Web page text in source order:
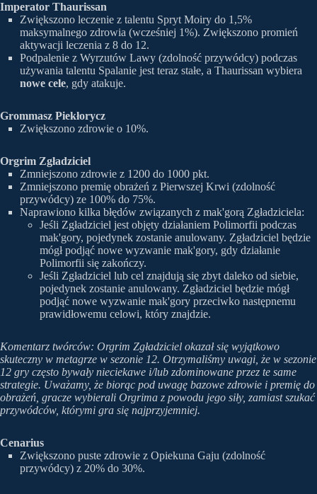
Imperator Thaurissan
Zwiększono leczenie z talentu Spryt Moiry do 1,5%
maksymalnego zdrowia (wcześniej 1%). Zwiększono promień
aktywacji leczenia z 8 do 12.
Podpalenie z Wyrzutów Lawy (zdolność przywódcy) podczas
używania talentu Spalanie jest teraz stałe, a Thaurissan wybiera
nowe cele, gdy atakuje.
Grommasz Piekłorycz
Zwiększono zdrowie o 10%.
Orgrim Zgładziciel
Zmniejszono zdrowie z 1200 do 1000 pkt.
Zmniejszono premię obrażeń z Pierwszej Krwi (zdolność
przywódcy) ze 100% do 75%.
Naprawiono kilka błędów związanych z mak'gorą Zgładziciela:
Jeśli Zgładziciel jest objęty działaniem Polimorfii podczas
mak'gory, pojedynek zostanie anulowany. Zgładziciel będzie
mógł podjąć nowe wyzwanie mak'gory, gdy działanie
Polimorfii się zakończy.
Jeśli Zgładziciel lub cel znajdują się zbyt daleko od siebie,
pojedynek zostanie anulowany. Zgładziciel będzie mógł
podjąć nowe wyzwanie mak'gory przeciwko następnemu
prawidłowemu celowi, który znajdzie.
Komentarz twórców: Orgrim Zgładziciel okazał się wyjątkowo
skuteczny w metagrze w sezonie 12. Otrzymaliśmy uwagi, że w sezonie
12 gry często bywały nieciekawe i/lub zdominowane przez te same
strategie. Uważamy, że biorąc pod uwagę bazowe zdrowie i premię do
obrażeń, gracze wybierali Orgrima z powodu jego siły, zamiast szukać
przywódców, którymi gra się najprzyjemniej.
Cenarius
Zwiększono puste zdrowie z Opiekuna Gaju (zdolność
przywódcy) z 20% do 30%.